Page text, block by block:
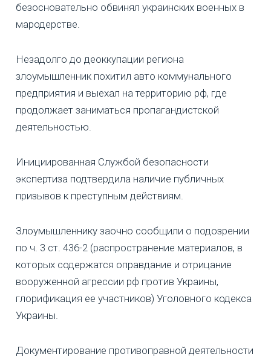
безосновательно обвинял украинских военных в
мародерстве.
Незадолго до деоккупации региона
злоумышленник похитил авто коммунального
предприятия и выехал на территорию рф, где
продолжает заниматься пропагандистской
деятельностью.
Инициированная Службой безопасности
экспертиза подтвердила наличие публичных
призывов к преступным действиям.
Злоумышленнику заочно сообщили о подозрении
по ч. 3 ст. 436-2 (распространение материалов, в
которых содержатся оправдание и отрицание
вооруженной агрессии рф против Украины,
глорификация ее участников) Уголовного кодекса
Украины.
Документирование противоправной деятельности